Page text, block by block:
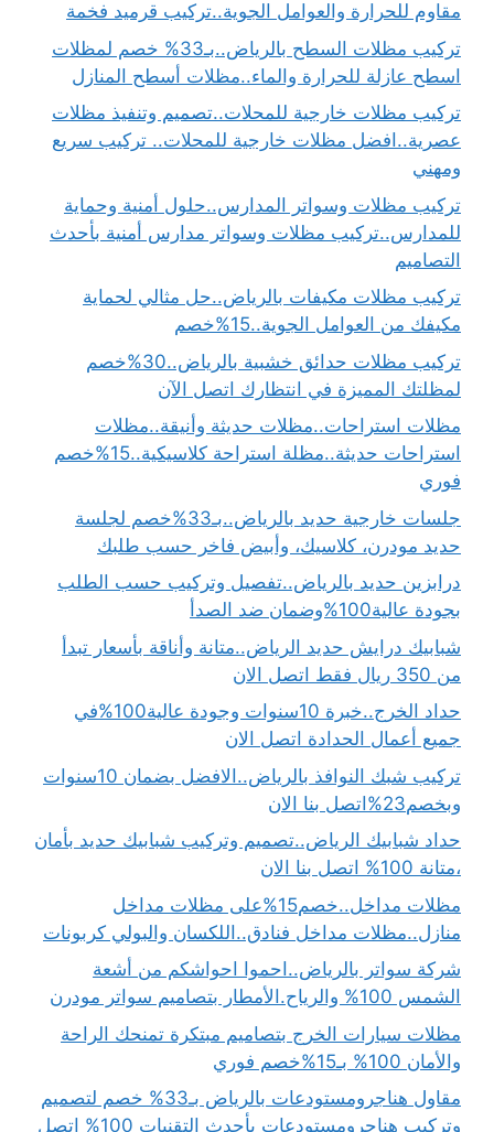
مقاوم للحرارة والعوامل الجوية..تركيب قرميد فخمة
تركيب مظلات السطح بالرياض..بـ33% خصم لمظلات
اسطح عازلة للحرارة والماء..مظلات أسطح المنازل
تركيب مظلات خارجية للمحلات..تصميم وتنفيذ مظلات
عصرية..افضل مظلات خارجية للمحلات.. تركيب سريع
ومهني
تركيب مظلات وسواتر المدارس..حلول أمنية وحماية
للمدارس..تركيب مظلات وسواتر مدارس أمنية بأحدث
التصاميم
تركيب مظلات مكيفات بالرياض..حل مثالي لحماية
مكيفك من العوامل الجوية..15%خصم
تركيب مظلات حدائق خشبية بالرياض..30%خصم
لمظلتك المميزة في انتظارك اتصل الآن
مظلات استراحات..مظلات حديثة وأنيقة..مظلات
استراحات حديثة..مظلة استراحة كلاسيكية..15%خصم
فوري
جلسات خارجية حديد بالرياض..بـ33%خصم لجلسة
حديد مودرن، كلاسيك، وأبيض فاخر حسب طلبك
درابزين حديد بالرياض..تفصيل وتركيب حسب الطلب
بجودة عالية100%وضمان ضد الصدأ
شبابيك درايش حديد الرياض..متانة وأناقة بأسعار تبدأ
من 350 ريال فقط اتصل الان
حداد الخرج..خبرة 10سنوات وجودة عالية100%في
جميع أعمال الحدادة اتصل الان
تركيب شبك النوافذ بالرياض..الافضل بضمان 10سنوات
وبخصم23%اتصل بنا الان
حداد شبابيك الرياض..تصميم وتركيب شبابيك حديد بأمان
،متانة 100% اتصل بنا الان
مظلات مداخل..خصم15%على مظلات مداخل
منازل..مظلات مداخل فنادق..اللكسان والبولي كربونات
شركة سواتر بالرياض..احموا احواشكم من أشعة
الشمس 100% والرياح.الأمطار بتصاميم سواتر مودرن
مظلات سيارات الخرج بتصاميم مبتكرة تمنحك الراحة
والأمان 100% بـ15%خصم فوري
مقاول هناجرومستودعات بالرياض بـ33% خصم لتصميم
وتركيب هناجرومستودعات بأحدث التقنيات 100% اتصل